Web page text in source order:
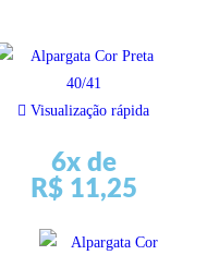
Visualização rápida
6x de
R$11,25